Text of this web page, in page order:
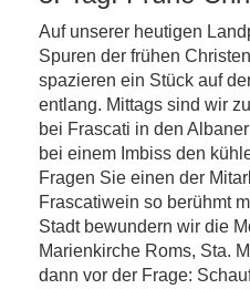
Auf unserer heutigen
Spuren der frühen
spazieren ein Stück auf
entlang. Mittags sind wir
bei Frascati in den
bei einem Imbiss den
Fragen Sie einen der
Frascatiwein so berühmt
Stadt bewundern wir die
Marienkirche Roms, Sta.
dann vor der Frage: